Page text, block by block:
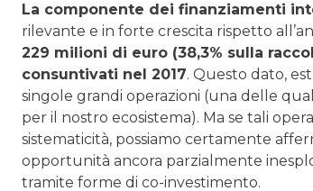
La componente dei finanziamenti
rilevante e in forte crescita rispetto
229 milioni di euro (38,3% sulla
consuntivati nel 2017. Questo dato,
singole grandi operazioni (una delle
per il nostro ecosistema). Ma se tali
sistematicità, possiamo certamente
opportunità ancora parzialmente
tramite forme di co-investimento.